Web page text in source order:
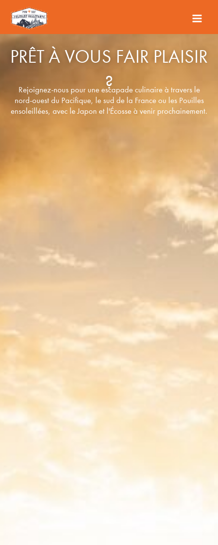
contenu
PRÊT À VOUS FAIR PLAISIR
?
Rejoignez-nous pour une escapade culinaire à travers le
nord-ouest du Pacifique, le sud de la France ou les Pouilles
ensoleillées, avec le Japon et l'Écosse à venir prochainement.